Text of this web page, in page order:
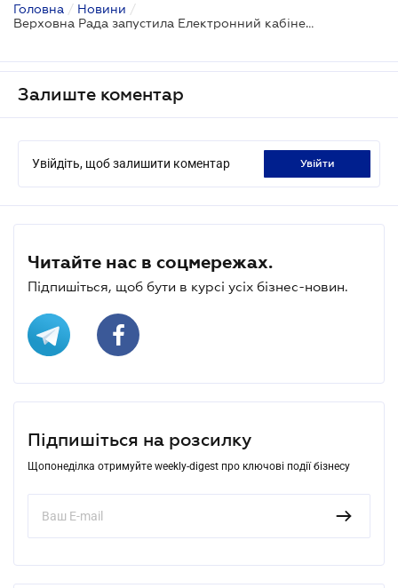
Головна / Новини /
Верховна Рада запустила Електронний кабінет громадянина
Залиште коментар
Увійдіть, щоб залишити коментар увійти
Читайте нас в соцмережах.
Підпишіться, щоб бути в курсі усіх бізнес-новин.
Підпишіться на розсилку
Щопонеділка отримуйте weekly-digest про ключові події бізнесу